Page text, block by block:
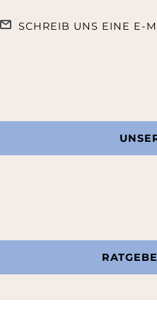
SCHREIB UNS EINE E-